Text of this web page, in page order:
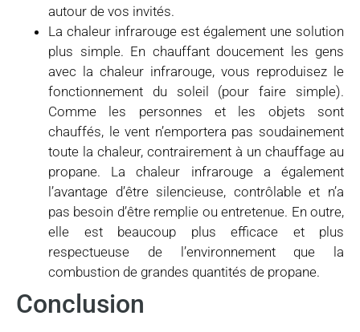
autour de vos invités.
La chaleur infrarouge est également une solution
plus simple. En chauffant doucement les gens
avec la chaleur infrarouge, vous reproduisez le
fonctionnement du soleil (pour faire simple).
Comme les personnes et les objets sont
chauffés, le vent n’emportera pas soudainement
toute la chaleur, contrairement à un chauffage au
propane. La chaleur infrarouge a également
l’avantage d’être silencieuse, contrôlable et n’a
pas besoin d’être remplie ou entretenue. En outre,
elle est beaucoup plus efficace et plus
respectueuse de l’environnement que la
combustion de grandes quantités de propane.
Conclusion